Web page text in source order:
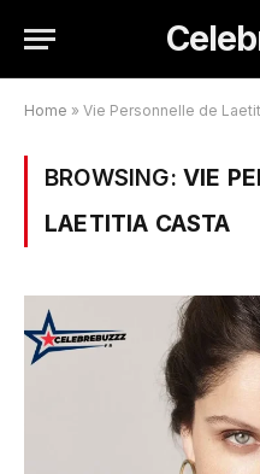
Home » Vie Personnelle de
BROWSING: VIE
LAETITIA CASTA